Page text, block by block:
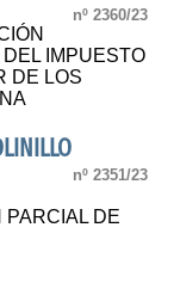
nº 2360/23
IMPUESTO
DE LOS
nº 2351/23
PARCIAL DE